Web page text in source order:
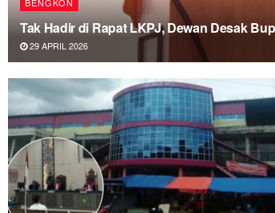
Tak Hadir di Rapat LKPJ, Dewan Desak
29 APRIL 2026